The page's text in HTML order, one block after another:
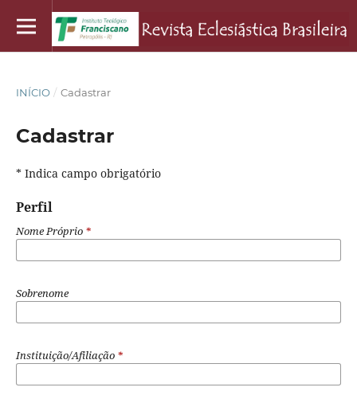
INÍCIO / Cadastrar
Cadastrar
* Indica campo obrigatório
Perfil
Nome Próprio *
Sobrenome
Instituição/Afiliação *